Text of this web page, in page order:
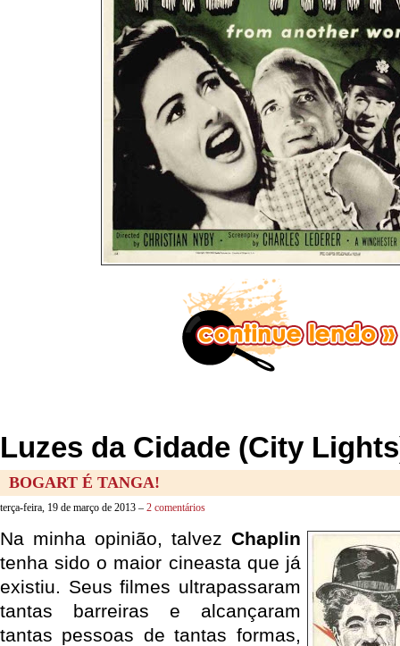
Luzes da Cidade (City
BOGART É TANGA!
terça-feira, 19 de março de 2013 – 2 comentários
Na minha opinião, talvez Chaplin
tenha sido o maior cineasta que já
existiu. Seus filmes ultrapassaram
tantas barreiras e alcançaram
tantas pessoas de tantas formas,